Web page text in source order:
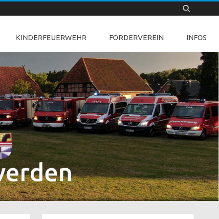
KINDERFEUERWEHR FÖRDERVEREIN INFOS